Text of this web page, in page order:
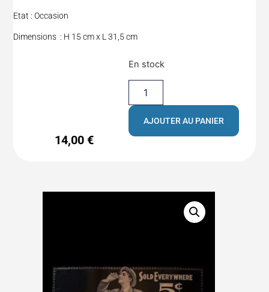
Etat : Occasion
Dimensions : H 15 cm x L 31,5 cm
14,00 €
En stock
AJOUTER AU PANIER